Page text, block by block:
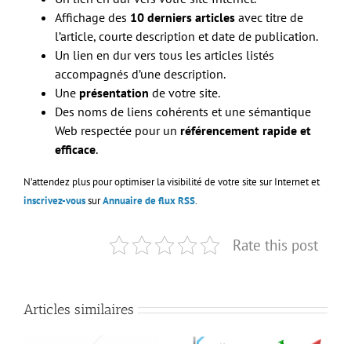
Affichage des 10 derniers articles avec titre de
l’article, courte description et date de publication.
Un lien en dur vers tous les articles listés
accompagnés d’une description.
Une présentation de votre site.
Des noms de liens cohérents et une sémantique
Web respectée pour un référencement rapide et
efficace.
N’attendez plus pour optimiser la visibilité de votre site sur Internet et
inscrivez-voussurAnnuaire de flux RSS.
Rate this post
Articles similaires